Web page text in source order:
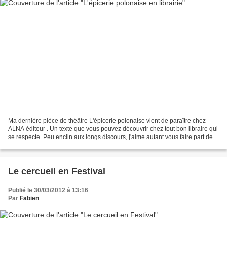
Ma dernière pièce de théâtre L'épicerie polonaise vient de paraître chez
ALNA éditeur . Un texte que vous pouvez découvrir chez tout bon libraire qui
se respecte. Peu enclin aux longs discours, j'aime autant vous faire part de
Le cercueil en Festival
Publié le 30/03/2012 à 13:16
Par Fabien